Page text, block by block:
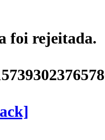
foi rejeitada.